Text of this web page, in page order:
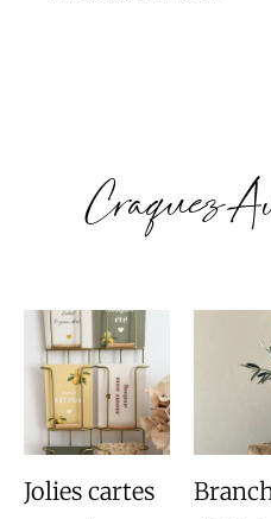
Craquez
Jolies cartes